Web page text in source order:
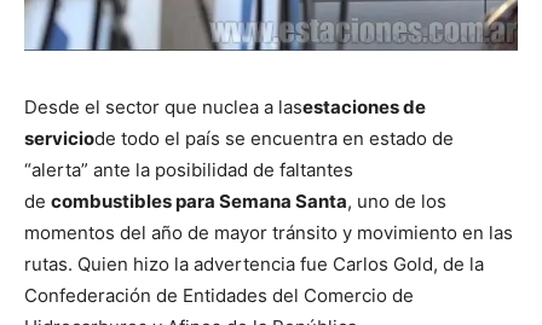
Desde el sector que nuclea a lasestaciones de
serviciode todo el país se encuentra en estado de
“alerta” ante la posibilidad de faltantes
de combustibles para Semana Santa, uno de los
momentos del año de mayor tránsito y movimiento en las
rutas. Quien hizo la advertencia fue Carlos Gold, de la
Confederación de Entidades del Comercio de